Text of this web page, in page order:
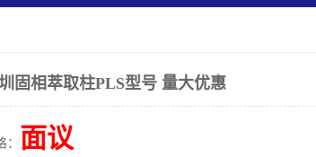
固相萃取柱PLS型号 量大优惠
： 面议